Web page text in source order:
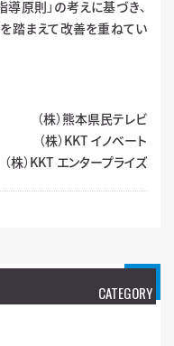
原則」の考えに基づき、
踏まえて改善を重ねてい
（株）熊本県民テレビ
（株）KKT イノベート
（株）KKT エンタープライズ
CATEGORY